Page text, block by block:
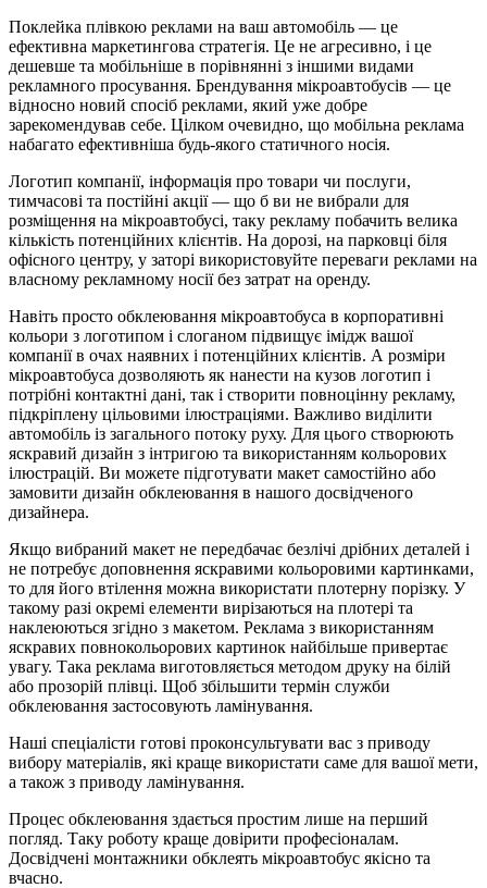
Поклейка плівкою реклами на ваш автомобіль — це
ефективна маркетингова стратегія. Це не агресивно, і це
дешевше та мобільніше в порівнянні з іншими видами
рекламного просування. Брендування мікроавтобусів — це
відносно новий спосіб реклами, який уже добре
зарекомендував себе. Цілком очевидно, що мобільна реклама
набагато ефективніша будь-якого статичного носія.
Логотип компанії, інформація про товари чи послуги,
тимчасові та постійні акції — що б ви не вибрали для
розміщення на мікроавтобусі, таку рекламу побачить велика
кількість потенційних клієнтів. На дорозі, на парковці біля
офісного центру, у заторі використовуйте переваги реклами на
власному рекламному носії без затрат на оренду.
Навіть просто обклеювання мікроавтобуса в корпоративні
кольори з логотипом і слоганом підвищує імідж вашої
компанії в очах наявних і потенційних клієнтів. А розміри
мікроавтобуса дозволяють як нанести на кузов логотип і
потрібні контактні дані, так і створити повноцінну рекламу,
підкріплену цільовими ілюстраціями. Важливо виділити
автомобіль із загального потоку руху. Для цього створюють
яскравий дизайн з інтригою та використанням кольорових
ілюстрацій. Ви можете підготувати макет самостійно або
замовити дизайн обклеювання в нашого досвідченого
дизайнера.
Якщо вибраний макет не передбачає безлічі дрібних деталей і
не потребує доповнення яскравими кольоровими картинками,
то для його втілення можна використати плотерну порізку. У
такому разі окремі елементи вирізаються на плотері та
наклеюються згідно з макетом. Реклама з використанням
яскравих повнокольорових картинок найбільше привертає
увагу. Така реклама виготовляється методом друку на білій
або прозорій плівці. Щоб збільшити термін служби
обклеювання застосовують ламінування.
Наші спеціалісти готові проконсультувати вас з приводу
вибору матеріалів, які краще використати саме для вашої мети,
а також з приводу ламінування.
Процес обклеювання здається простим лише на перший
погляд. Таку роботу краще довірити професіоналам.
Досвідчені монтажники обклеять мікроавтобус якісно та
вчасно.